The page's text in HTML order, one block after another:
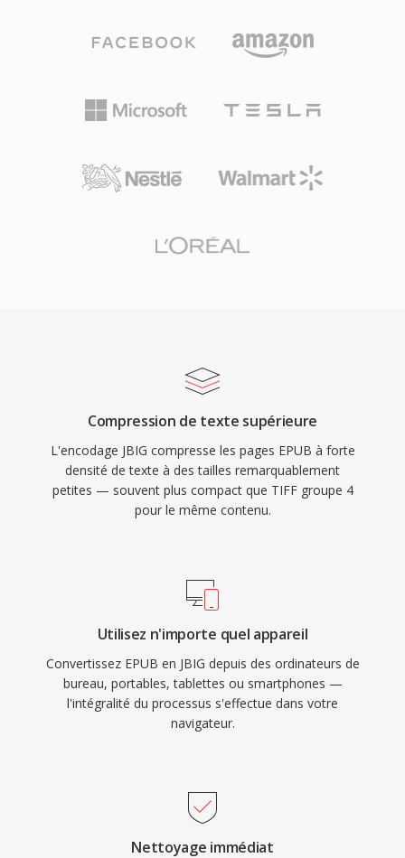
Compression de texte supérieure
L'encodage JBIG compresse les pages EPUB à forte
densité de texte à des tailles remarquablement
petites — souvent plus compact que TIFF groupe 4
pour le même contenu.
Utilisez n'importe quel appareil
Convertissez EPUB en JBIG depuis des ordinateurs de
bureau, portables, tablettes ou smartphones —
l'intégralité du processus s'effectue dans votre
navigateur.
Nettoyage immédiat